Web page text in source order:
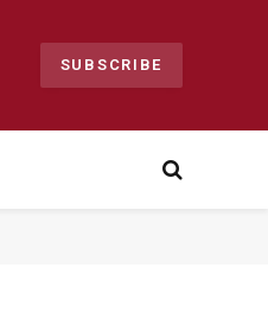
SUBSCRIBE